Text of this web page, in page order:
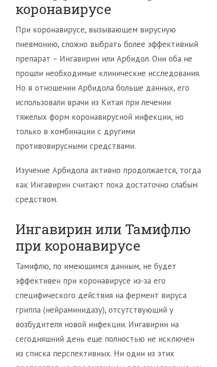
коронавирусе
При коронавирусе, вызывающем вирусную
пневмонию, сложно выбрать более эффективный
препарат – Ингавирин или Арбидол. Они оба не
прошли необходимые клинические исследования.
Но в отношении Арбидола больше данных, его
использовали врачи из Китая при лечении
тяжелых форм коронавирусной инфекции, но
только в комбинации с другими
противовирусными средствами.
Изучение Арбидола активно продолжается, тогда
как Ингавирин считают пока достаточно слабым
средством.
Ингавирин или Тамифлю
при коронавирусе
Тамифлю, по имеющимся данным, не будет
эффективен при коронавирусе из-за его
специфического действия на фермент вируса
гриппа (нейраминидазу), отсутствующий у
возбудителя новой инфекции. Ингавирин на
сегодняшний день еще полностью не исключен
из списка перспективных. Ни один из этих